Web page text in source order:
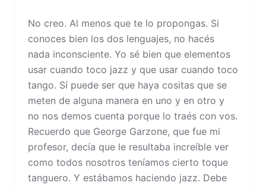
No creo. Al menos que te lo propongas. Si
conoces bien los dos lenguajes, no hacés
nada inconsciente. Yo sé bien que elementos
usar cuando toco jazz y que usar cuando toco
tango. Sí puede ser que haya cositas que se
meten de alguna manera en uno y en otro y
no nos demos cuenta porque lo traés con vos.
Recuerdo que George Garzone, que fue mi
profesor, decía que le resultaba increíble ver
como todos nosotros teníamos cierto toque
tanguero. Y estábamos haciendo jazz. Debe